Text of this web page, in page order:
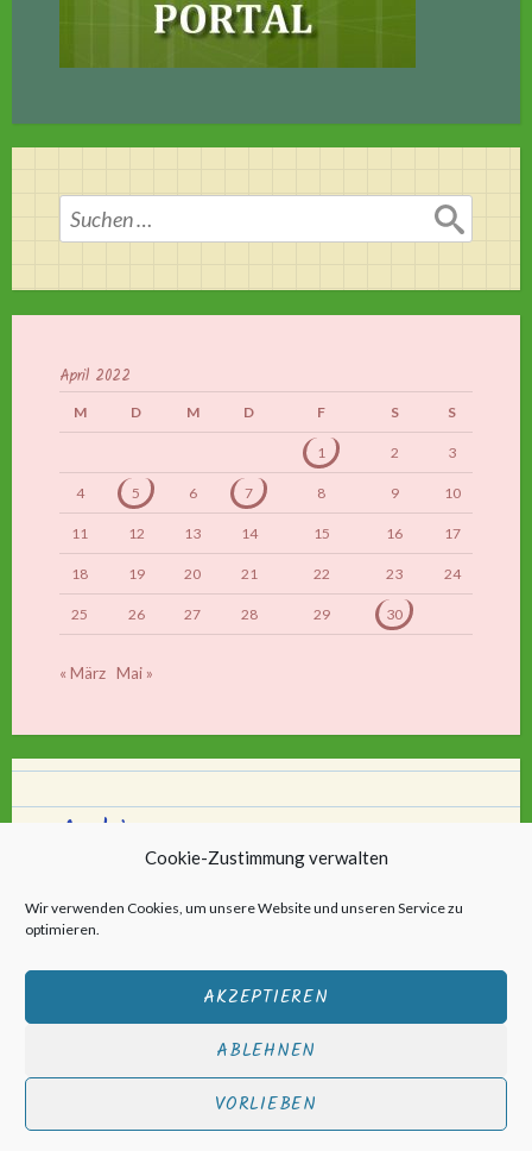
Cookie-Zustimmung verwalten
Wir verwenden Cookies, um unsere Website und unseren Service zu
optimieren.
AKZEPTIEREN
ABLEHNEN
VORLIEBEN
Suchen
nach:
April 2022
M D M D F S S
1 2 3
4 5 6 7 8 9 10
11 12 13 14 15 16 17
18 19 20 21 22 23 24
25 26 27 28 29 30
« März Mai »
Archiv
Stolz bereitgestellt von WordPress | Theme: Scratchpad von
Automattic.